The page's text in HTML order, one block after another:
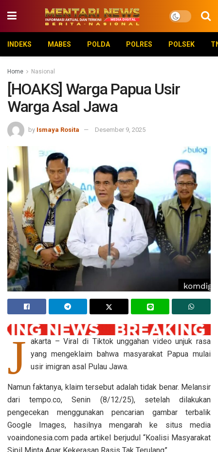
INDEKS MABES POLDA POLRES POLSEK
Home Nasional
[HOAKS] Warga Papua Usir
Warga Asal Jawa
by Ismaya Rosita Desember 9, 2025
J akarta – Viral di Tiktok unggahan video unjuk rasa
yang mengeklaim bahwa masyarakat Papua mulai
usir imigran asal Pulau Jawa.
Namun faktanya, klaim tersebut adalah tidak benar. Melansir
dari tempo.co, Senin (8/12/25), setelah dilakukan
pengecekan menggunakan pencarian gambar terbalik
Google Images, hasilnya mengarah ke situs media
voaindonesia.com pada artikel berjudul “Koalisi Masyarakat